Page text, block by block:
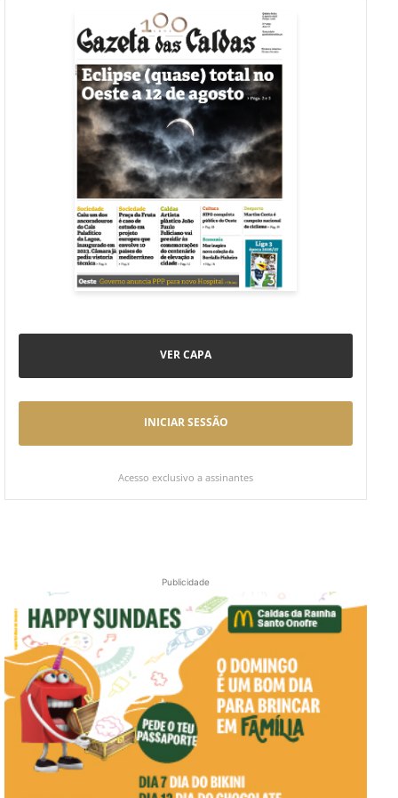
VER CAPA
INICIAR SESSÃO
Acesso exclusivo a assinantes
Publicidade